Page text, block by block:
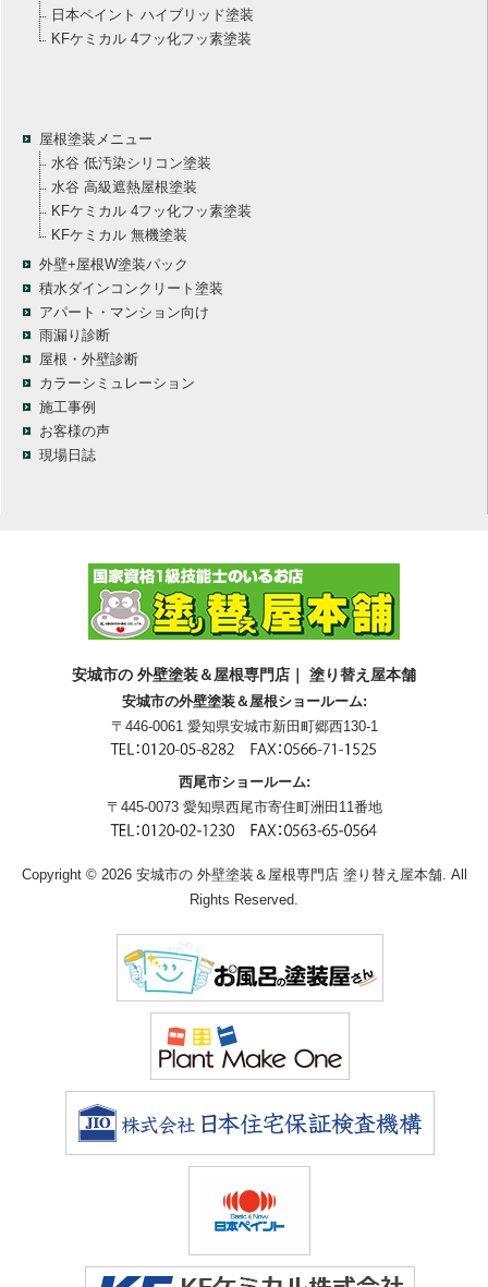
日本ペイント ハイブリッド塗装
KFケミカル 4フッ化フッ素塗装
屋根塗装メニュー
水谷 低汚染シリコン塗装
水谷 高級遮熱屋根塗装
KFケミカル 4フッ化フッ素塗装
KFケミカル 無機塗装
外壁+屋根W塗装パック
積水ダインコンクリート塗装
アパート・マンション向け
雨漏り診断
屋根・外壁診断
カラーシミュレーション
施工事例
お客様の声
現場日誌
安城市の 外壁塗装＆屋根専門店｜ 塗り替え屋本舗
安城市の外壁塗装＆屋根ショールーム:
〒446-0061 愛知県安城市新田町郷西130-1
西尾市ショールーム:
〒445-0073 愛知県西尾市寄住町洲田11番地
Copyright © 2026 安城市の 外壁塗装＆屋根専門店 塗り替え屋本舗. All
Rights Reserved.